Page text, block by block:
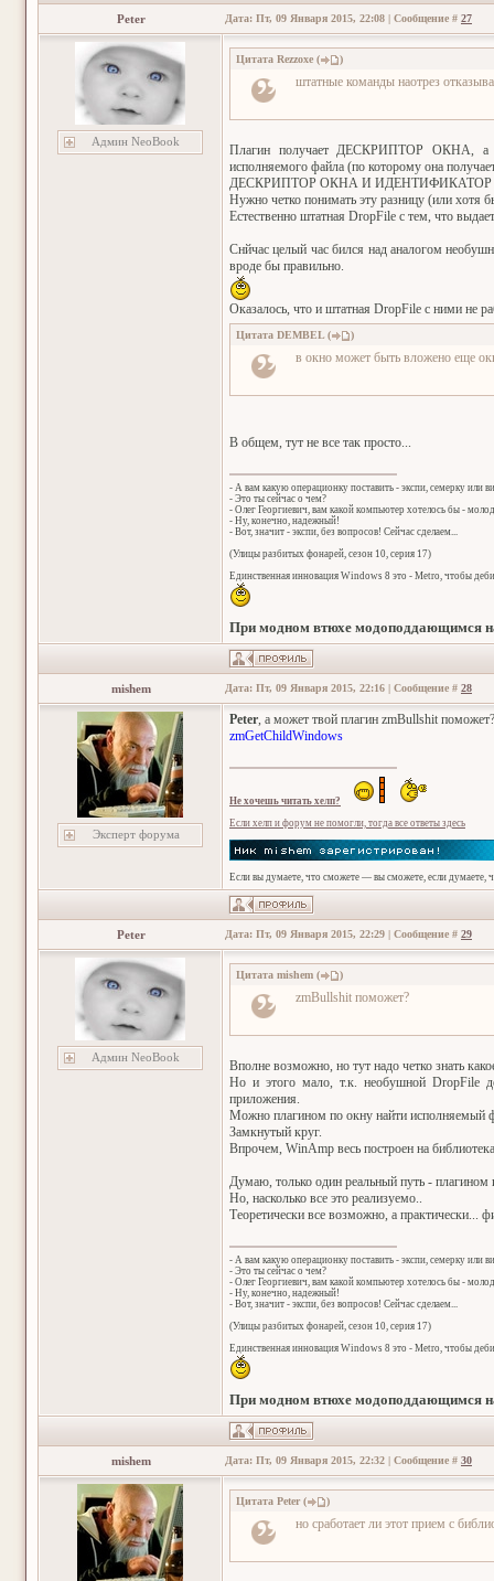
Peter Дата: Пт, 09 Января 2015, 22:08 | Сообщение # 27
Админ NeoBook
Цитата Rezzoxe ( )
штатные команды наотрез
Плагин получает ДЕСКРИПТОР ОКНА,
исполняемого файла (по которому она
ДЕСКРИПТОР ОКНА И
Нужно четко понимать эту разницу (или хотя
Естественно штатная DropFile с тем, что
Снйчас целый час бился над аналогом
вроде бы правильно.
Оказалось, что и штатная DropFile c ними не
Цитата DEMBEL( )
в окно может быть вложено еще
В общем, тут не все так просто...
- А вам какую операционку поставить - экспи, семерку или
- Это ты сейчас о чем?
- Олег Георгиевич, вам какой компьютер хотелось бы -
- Ну, конечно, надежный!
- Вот, значит - экспи, без вопросов! Сейчас сделаем...
(Улицы разбитых фонарей, сезон 10, серия 17)
Единственная инновация Windows 8 это - Metro, чтобы
При модном втюхе модоподдающимся
mishem Дата: Пт, 09 Января 2015, 22:16 | Сообщение # 28
Эксперт форума
Peter, а может твой плагин zmBullshit поможет?
zmGetChildWindows
Не хочешь читать хелп?
Если хелп и форум не помогли, тогда все ответы здесь
Если вы думаете, что сможете — вы сможете, если думаете,
Peter Дата: Пт, 09 Января 2015, 22:29 | Сообщение # 29
Админ NeoBook
Цитата mishem ( )
zmBullshit поможет?
Вполне возможно, но тут надо четко знать
Но и этого мало, т.к. необушной DropFile
приложения.
Можно плагином по окну найти исполняемый
Замкнутый круг.
Впрочем, WinAmp весь построен на
Думаю, только один реальный путь -
Но, насколько все это реализуемо..
Теоретически все возможно, а практически...
- А вам какую операционку поставить - экспи, семерку или
- Это ты сейчас о чем?
- Олег Георгиевич, вам какой компьютер хотелось бы -
- Ну, конечно, надежный!
- Вот, значит - экспи, без вопросов! Сейчас сделаем...
(Улицы разбитых фонарей, сезон 10, серия 17)
Единственная инновация Windows 8 это - Metro, чтобы
При модном втюхе модоподдающимся
mishem Дата: Пт, 09 Января 2015, 22:32 | Сообщение # 30
Цитата Peter( )
но сработает ли этот прием с